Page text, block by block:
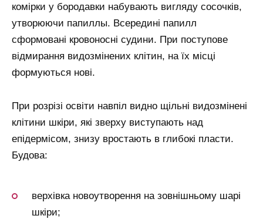
комірки у бородавки набувають вигляду сосочків,
утворюючи папиллы. Всередині папилл
сформовані кровоносні судини. При поступове
відмирання видозмінених клітин, на їх місці
формуються нові.
При розрізі освіти навпіл видно щільні видозмінені
клітини шкіри, які зверху виступають над
епідермісом, знизу вростають в глибокі пласти.
Будова:
верхівка новоутворення на зовнішньому шарі
шкіри;